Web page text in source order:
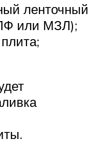
ленточный
или МЗЛ);